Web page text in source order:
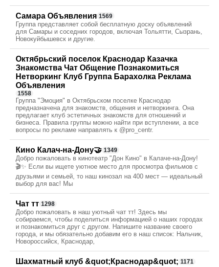
Самара Объявления 1569
Группа представляет собой бесплатную доску объявлений
для Самары и соседних городов, включая Тольятти, Сызрань,
Новокуйбышевск и другие.
Октябрьский поселок Краснодар Казачка
Знакомства Чат Общение Познакомиться
Нетворкинг Клуб Группа Барахолка Реклама
Объявления
1558
Группа "Эмоция" в Октябрьском поселке Краснодар
предназначена для знакомств, общения и нетворкинга. Она
предлагает клуб эстетичных знакомств для отношений и
бизнеса. Правила группы можно найти при вступлении, а все
вопросы по рекламе направлять к @pro_centr.
Кино Калач-на-Дону🤝 1349
Добро пожаловать в кинотеатр "Дон Кино" в Калаче-на-Дону!
🎬✨ Если вы ищете уютное место для просмотра фильмов с
друзьями и семьей, то наш кинозал на 400 мест — идеальный
выбор для вас! Мы
Чат тт 1298
Добро пожаловать в наш уютный чат тт! Здесь мы
собираемся, чтобы поделиться информацией о наших городах
и познакомиться друг с другом. Напишите название своего
города, и мы обязательно добавим его в наш список: Нальчик,
Новороссийск, Краснодар,
Шахматный клуб &quot;Краснодар&quot; 1171